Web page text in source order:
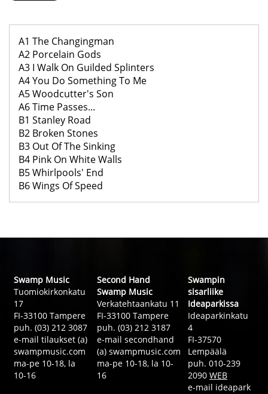
A1 The Changingman
A2 Porcelain Gods
A3 I Walk On Guilded Splinters
A4 You Do Something To Me
A5 Woodcutter's Son
A6 Time Passes...
B1 Stanley Road
B2 Broken Stones
B3 Out Of The Sinking
B4 Pink On White Walls
B5 Whirlpools' End
B6 Wings Of Speed
Swamp Music
Tuomiokirkonkatu
17
FI-33100 Tampere
puh. (03) 212 3087
e-mail tilaukset (a)
swampmusic.com
ma-pe 10-18, la
10-16
Second Hand
Swamp Music
Verkatehtaankatu 11
FI-33100 Tampere
puh. (03) 212 3187
e-mail secondhand
(a) swampmusic.com
ma-pe 10-18, la 10-
16
Swampin
sisarliike
Ideaparkissa
Ideaparkinkatu
4
FI-37570
Lempäälä
puh. 010-239
2090 WEB
e-mail ideapark